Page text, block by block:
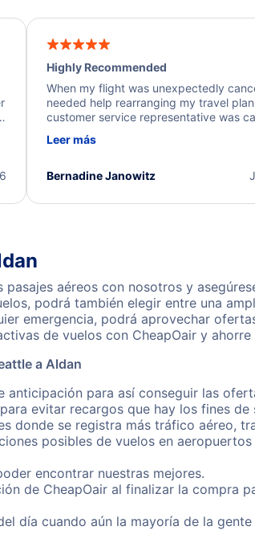
Highly Recommended
When my flight was unexpectedly
needed help rearranging my travel
customer service representative was
process. They quickly found alternative
I truly appreciate the excellent support
Leer más
Bernadine Janowitz
pasajes aéreos con nosotros y
podrá también elegir entre una
emergencia, podrá aprovechar
de vuelos con CheapOair y ahorre
a Aldan
anticipación para así conseguir las
evitar recargos que hay los fines de
donde se registra más tráfico aéreo,
posibles de vuelos en
encontrar nuestras mejores.
de CheapOair al finalizar la compra
día cuando aún la mayoría de la